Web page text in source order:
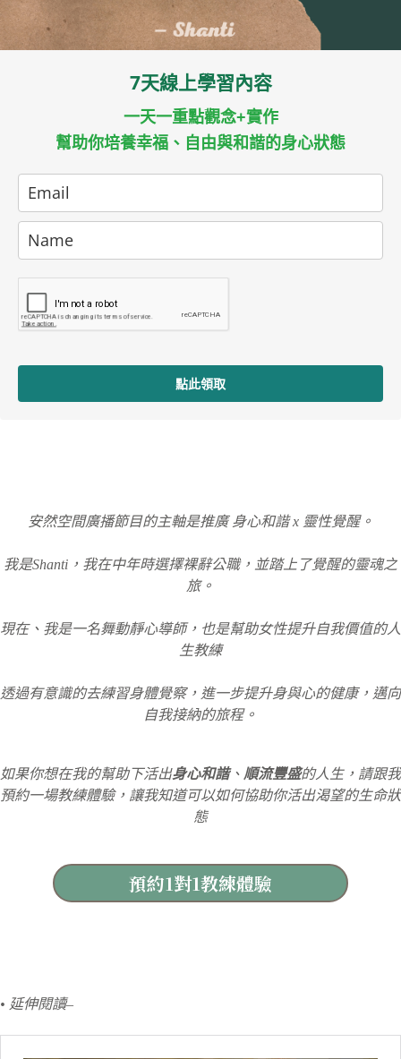
7天線上學習內容
一天一重點觀念+實作
幫助你培養幸福、自由與和諧的身心狀態
點此領取
安然空間廣播節目的主軸是推廣 身心和諧 x 靈性覺醒。
我是Shanti，我在中年時選擇裸辭公職，並踏上了覺醒的靈魂之
旅。
現在、我是一名舞動靜心導師，也是幫助女性提升自我價值的人
生教練
透過有意識的去練習身體覺察，進一步提升身與心的健康，邁向
自我接納的旅程。
如果你想在我的幫助下活出身心和諧、 順流豐盛的人生，請跟我
預約一場教練體驗，讓我知道可以如何協助你活出渴望的生命狀
態
預約1對1教練體驗
• 延伸閱讀–